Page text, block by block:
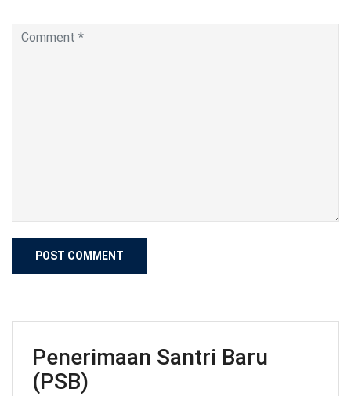
Penerimaan Santri Baru
(PSB)